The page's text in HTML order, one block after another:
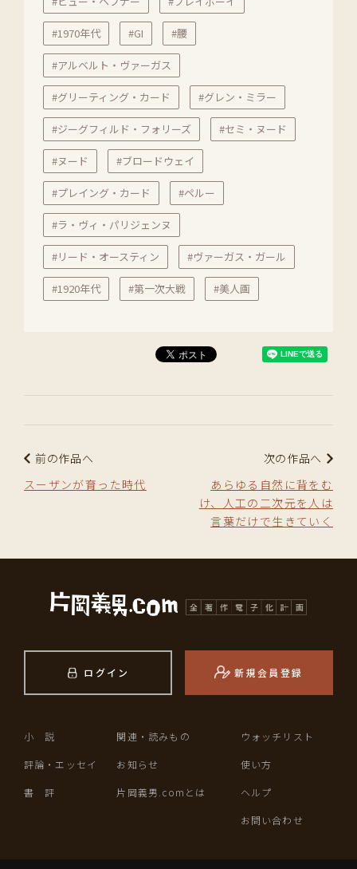
#1970年代 #GI #腰
#アルベルト・ヴァーガス
#グリーティング・カード #グレン・ミラー
#ジーグフィルド・フォリーズ #セミ・ヌード
#ヌード #ブロードウェイ
#プレイング・カード #ペルー
#ラ・ヴィ・パリジェンヌ
#リード・オースティン #ヴァーガス・ガール
#1920年代 #第一次大戦 #美人画
前の作品へ
スーザンが育った時代
次の作品へ
あらゆる自然に背をむ
け、人工の二次元を人は
言葉だけで生きていく
ログイン 新規会員登録
小 説
評論・エッセイ
書 評
関連・読みもの
お知らせ
片岡義男.comとは
ウォッチリスト
使い方
ヘルプ
お問い合わせ